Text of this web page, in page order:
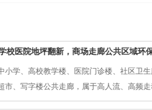
小学、高校教学楼、医院门诊楼、社区卫生
市、写字楼公共走廊，属于高人流、高频走
区域。原有普通水泥地面、老旧地砖、普通